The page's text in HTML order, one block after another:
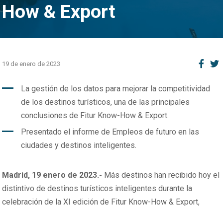
How & Export
19 de enero de 2023
La gestión de los datos para mejorar la competitividad
de los destinos turísticos, una de las principales
conclusiones de Fitur Know-How & Export.
Presentado el informe de Empleos de futuro en las
ciudades y destinos inteligentes.
Madrid, 19 enero de 2023.- Más destinos han recibido hoy el
distintivo de destinos turísticos inteligentes durante la
celebración de la XI edición de Fitur Know-How & Export,